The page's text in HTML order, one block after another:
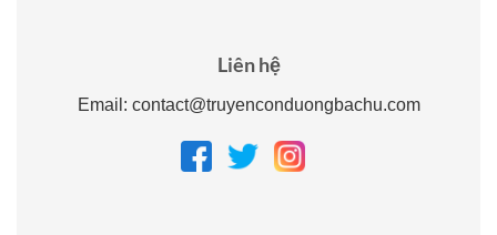
Liên hệ
Email: contact@truyenconduongbachu.com